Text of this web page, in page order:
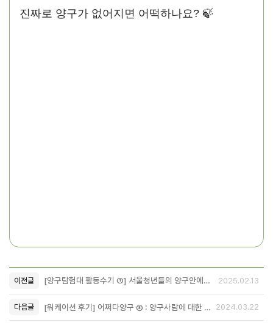
진짜로 양구가 없어지면 어떡하나요? 🍃
이전글 [양구탐험대 활동수기 ①] 서울청년들의 양구안에서, 양구를 위한 일주일 2025.02.13
다음글 [워케이션 후기] 어쩌다양구 ⑧ : 양구사람에 대한 정의 2024.03.22